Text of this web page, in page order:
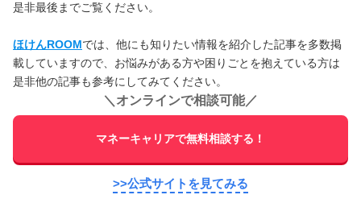
是非最後までご覧ください。
ほけんROOMでは、他にも知りたい情報を紹介した記事を多数掲
載していますので、お悩みがある方や困りごとを抱えている方は
是非他の記事も参考にしてみてください。
＼ オンラインで相談可能／
マネーキャリアで無料相談する！
>>公式サイトを見てみる